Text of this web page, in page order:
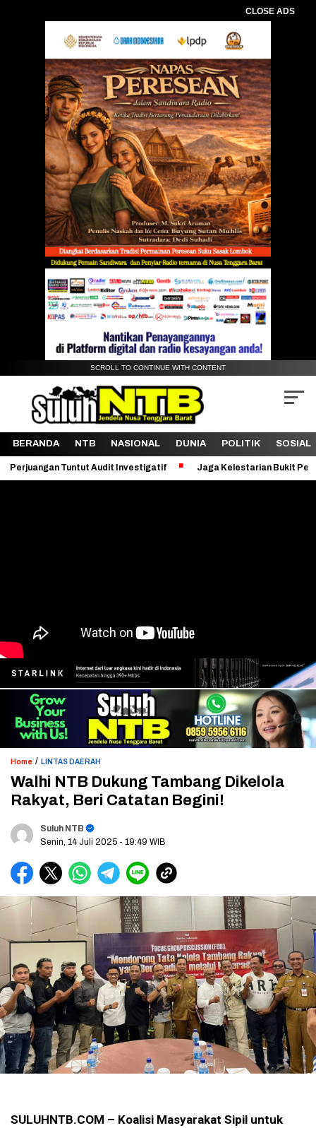
CLOSE ADS
SCROLL TO CONTINUE WITH CONTENT
BERANDA NTB NASIONAL DUNIA POLITIK SOSIAL
Tuntut Audit Investigatif Jaga Kelestarian Bukit Pergasingan,
Home / LINTAS DAERAH
Walhi NTB Dukung Tambang Dikelola
Rakyat, Beri Catatan Begini!
Suluh NTB
Senin, 14 Juli 2025 - 19:49 WIB
SULUHNTB.COM – Koalisi Masyarakat Sipil untuk